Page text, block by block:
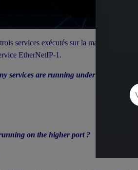
services exécutés sur la machine cible.
EtherNetIP-1.
services are running under port 1000 ?
on the higher port ?